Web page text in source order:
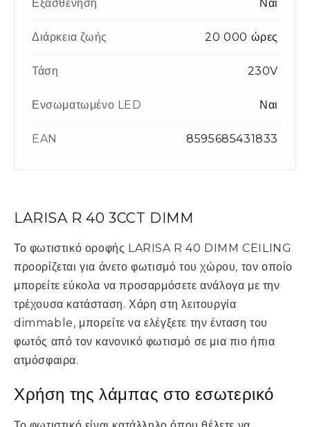
LARISA R 40 3CCT DIMM
Το φωτιστικό οροφής LARISA R 40 DIMM CEILING
προορίζεται για άνετο φωτισμό του χώρου, τον οποίο
μπορείτε εύκολα να προσαρμόσετε ανάλογα με την
τρέχουσα κατάσταση. Χάρη στη λειτουργία
dimmable, μπορείτε να ελέγξετε την ένταση του
φωτός από τον κανονικό φωτισμό σε μια πιο ήπια
ατμόσφαιρα.
Χρήση της λάμπας στο εσωτερικό
Εξασθένηση Ναι
Διάρκεια ζωής 20 000 ώρες
Τάση 230V
Ενσωματωμένο LED Ναι
EAN 8595685431833